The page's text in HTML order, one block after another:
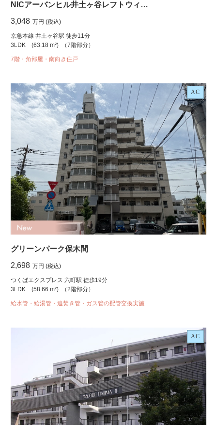
NICアーバンヒル井土ヶ谷レフトウィ…
3,048 万円 (税込)
京急本線 井土ヶ谷駅 徒歩11分
3LDK
(63.18 m²) （7階部分）
7階・角部屋・南向き住戸
AC
グリーンパーク保木間
2,698 万円 (税込)
つくばエクスプレス 六町駅 徒歩19分
3LDK
(58.66 m²) （2階部分）
給水管・給湯管・追焚き管・ガス管の配管交換実施
AC